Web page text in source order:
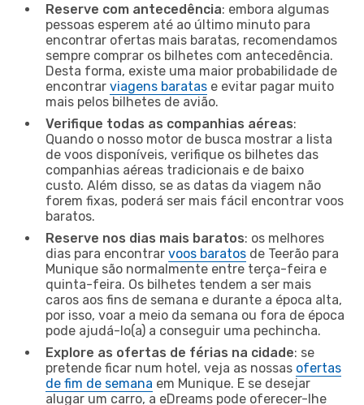
Reserve com antecedência: embora algumas
pessoas esperem até ao último minuto para
encontrar ofertas mais baratas, recomendamos
sempre comprar os bilhetes com antecedência.
Desta forma, existe uma maior probabilidade de
encontrar viagens baratas e evitar pagar muito
mais pelos bilhetes de avião.
Verifique todas as companhias aéreas:
Quando o nosso motor de busca mostrar a lista
de voos disponíveis, verifique os bilhetes das
companhias aéreas tradicionais e de baixo
custo. Além disso, se as datas da viagem não
forem fixas, poderá ser mais fácil encontrar voos
baratos.
Reserve nos dias mais baratos: os melhores
dias para encontrar voos baratos de Teerão para
Munique são normalmente entre terça-feira e
quinta-feira. Os bilhetes tendem a ser mais
caros aos fins de semana e durante a época alta,
por isso, voar a meio da semana ou fora de época
pode ajudá-lo(a) a conseguir uma pechincha.
Explore as ofertas de férias na cidade: se
pretende ficar num hotel, veja as nossas ofertas
de fim de semana em Munique. E se desejar
alugar um carro, a eDreams pode oferecer-lhe